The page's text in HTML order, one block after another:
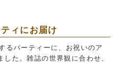
ィにお届け
るパーティーに、お祝いのア
た。雑誌の世界観に合わせ、